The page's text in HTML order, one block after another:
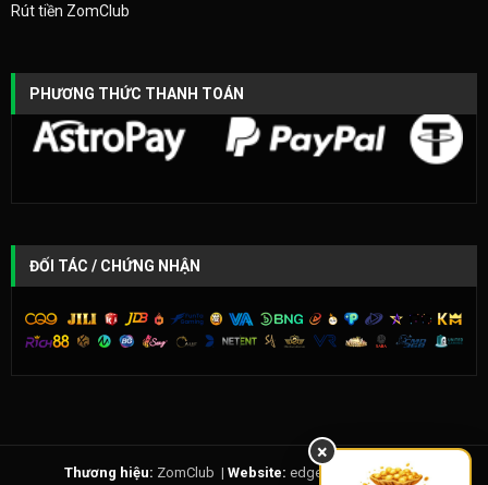
Rút tiền ZomClub
PHƯƠNG THỨC THANH TOÁN
ĐỐI TÁC / CHỨNG NHẬN
Thương hiệu: ZomClub | Website: edgebrain.io |Email:
×